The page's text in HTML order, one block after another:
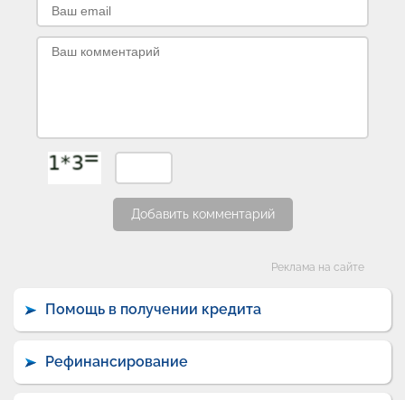
Добавить комментарий
Реклама на сайте
Помощь в получении кредита
Рефинансирование